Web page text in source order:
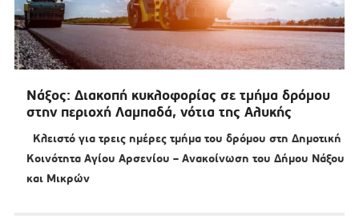
Νάξος: Διακοπή κυκλοφορίας σε τμήμα δρόμου
στην περιοχή Λαμπαδά, νότια της Αλυκής
Κλειστό για τρεις ημέρες τμήμα του δρόμου στη Δημοτική
Κοινότητα Αγίου Αρσενίου – Ανακοίνωση του Δήμου Νάξου
και Μικρών